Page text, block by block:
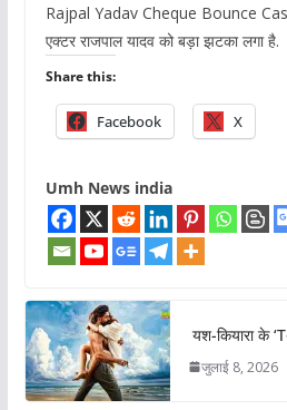
Rajpal Yadav Cheque Bounce
एक्टर राजपाल यादव को बड़ा झटका लगा है.
Share this:
Facebook X
Umh News india
यश-कियारा के
जुलाई 8, 2026